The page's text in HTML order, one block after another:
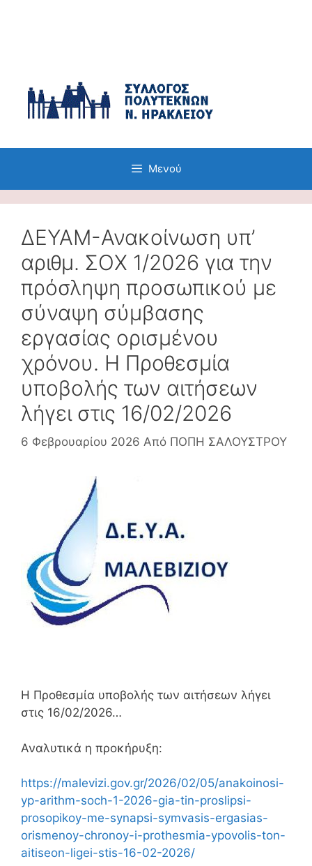
Μενού
ΔΕΥΑΜ-Ανακοίνωση υπ’
αριθμ. ΣΟΧ 1/2026 για την
πρόσληψη προσωπικού με
σύναψη σύμβασης
εργασίας ορισμένου
χρόνου. Η Προθεσμία
υποβολής των αιτήσεων
λήγει στις 16/02/2026
6 Φεβρουαρίου 2026 Από ΠΟΠΗ ΣΑΛΟΥΣΤΡΟΥ
Η Προθεσμία υποβολής των αιτήσεων λήγει
στις 16/02/2026…
Αναλυτικά η προκήρυξη:
https://malevizi.gov.gr/2026/02/05/anakoinosi-
yp-arithm-soch-1-2026-gia-tin-proslipsi-
prosopikoy-me-synapsi-symvasis-ergasias-
orismenoy-chronoy-i-prothesmia-ypovolis-ton-
aitiseon-ligei-stis-16-02-2026/